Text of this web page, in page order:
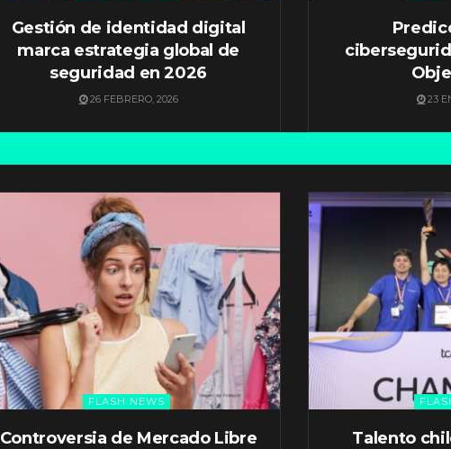
Gestión de identidad digital
marca estrategia global de
seguridad en 2026
26 FEBRERO, 2026 23
FLASH NEWS
Controversia de Mercado Libre
Talento